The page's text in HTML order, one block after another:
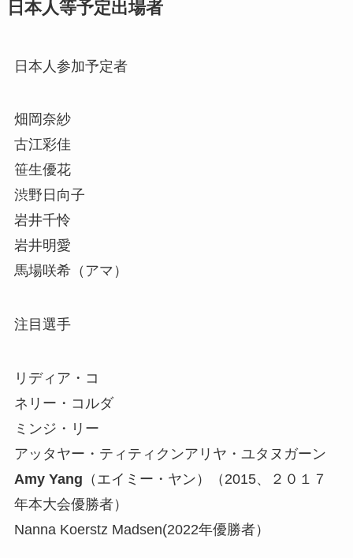
日本人等予定出場者
日本人参加予定者
畑岡奈紗
古江彩佳
笹生優花
渋野日向子
岩井千怜
岩井明愛
馬場咲希（アマ）
注目選手
リディア・コ
ネリー・コルダ
ミンジ・リー
アッタヤー・ティティクンアリヤ・ユタヌガーン
Amy Yang （エイミー・ヤン）（2015、２０１７
年本大会優勝者）
Nanna Koerstz Madsen(2022年優勝者）